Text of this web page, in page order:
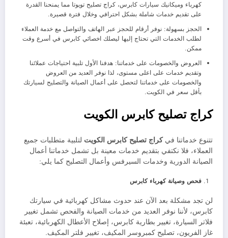
كهرباء وميكانيك سيارات كابرس، كراج تصليح تويوتا مما يمنحنا القدرة
على تقديم خدمات شاملة بشكل احترافي وخلال فترة قصيرة.
الحجز بسهولة: نوفر أرقام للحجز عبر الهاتف والتواصل مع خدمة العملاء
لطلب الخدمات التي تحتاج إليها ليصلك اخصائي كابرس في أسرع وقت
ممكن.
العروض والخصومات على خدماتنا: هدفنا الأول تلبية احتياجات عملائنا
وتقديم خدمات على اعلى مستوى، لذا نوفر العديد من العروض
والخصومات على خدماتنا لتحصل على أعمال الصيانة والتصليح لسيارتك
بأقل سعر في الكويت.
كراج تصليح كابرس الكويت
تتنوع خدماتنا فيكراج تصليح كابرس الكويت لتلبية متطلبات جميع
العملاء، فلا نكتفي بتقديم خدمات معينة بل تشمل خدماتنا أعمال
الصيانة الدورية وخدمات السيرفس وأعمال التصليح كما يلي:
فحص وصيانة كهرباء كابرس
لن تجد مشكلة بعد الآن عند حدوث مشاكل كهربائية في سيارتك
كابرس، لأننا نوفر العديد من خدمات الصيانة والفحص تشمل تغيير
فلاتر السيارة، تغيير بطارية كابرس، إصلاح الأعطال الكهربائية، تعبئة
غاز الفريون، تصليح كمبروسر المكيف، تغيير فلتر المكيف.